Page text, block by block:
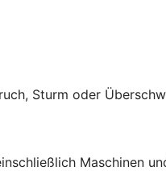
Sturm oder
Maschinen